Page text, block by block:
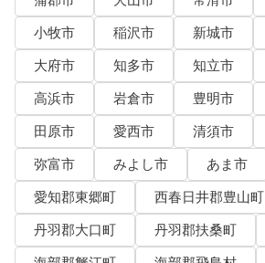
小牧市
稲沢市 新城市
大府市
知多市 知立市
高浜市
岩倉市 豊明市
田原市
愛西市 清須市
弥富市
みよし市 あま市
愛知郡東郷町
西春日井郡豊山町
丹羽郡大口町
丹羽郡扶桑町